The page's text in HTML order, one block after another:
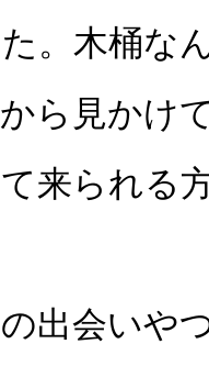
。木桶な
ら見かけ
来られる
出会いや